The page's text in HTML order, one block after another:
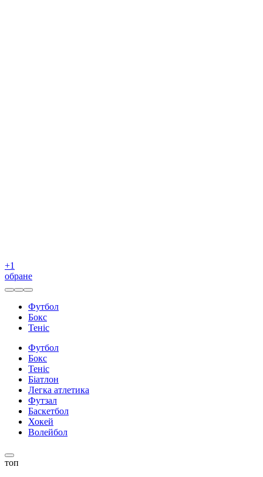
+1
обране
Футбол
Бокс
Теніс
Футбол
Бокс
Теніс
Біатлон
Легка атлетика
Футзал
Баскетбол
Хокей
Волейбол
топ